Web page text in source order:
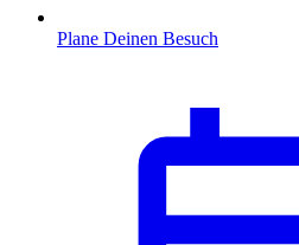
Plane Deinen Besuch